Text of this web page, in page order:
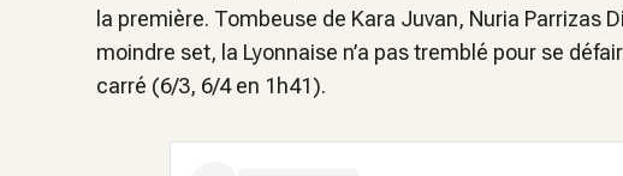
la première. Tombeuse de Kara Juvan, Nuria Parrizas
moindre set, la Lyonnaise n’a pas tremblé pour se
carré (6/3, 6/4 en 1h41).